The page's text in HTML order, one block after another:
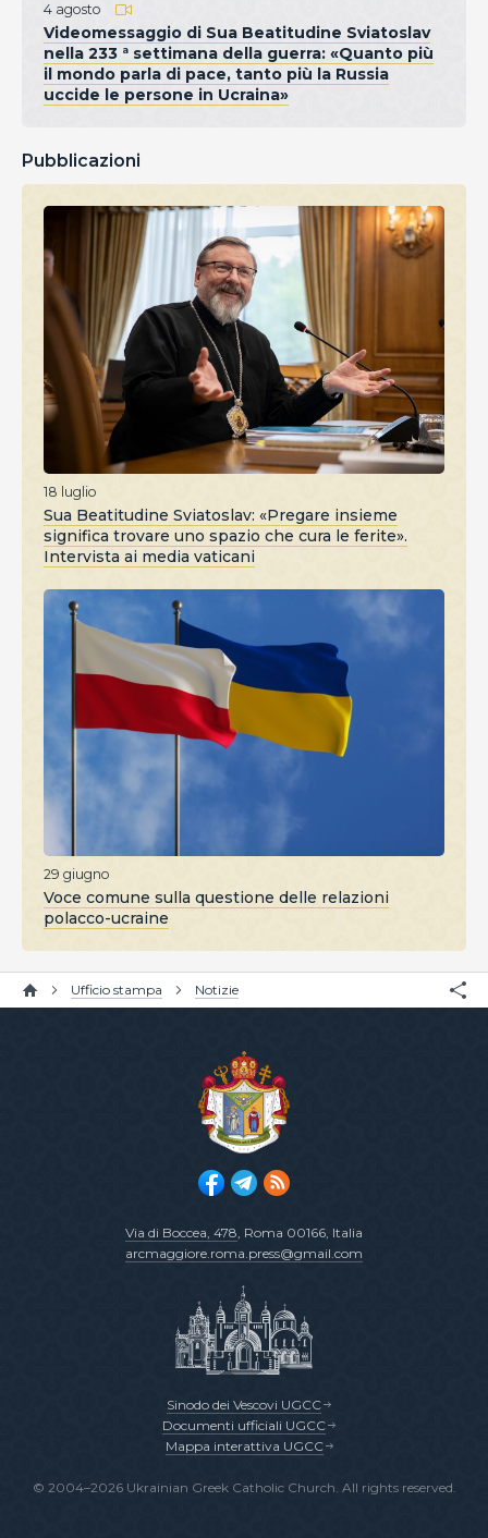
4 agosto
Videomessaggio di Sua Beatitudine Sviatoslav
nella 233 ª settimana della guerra: «Quanto più
il mondo parla di pace, tanto più la Russia
uccide le persone in Ucraina»
Pubblicazioni
18 luglio
Sua Beatitudine Sviatoslav: «Pregare insieme
significa trovare uno spazio che cura le ferite».
Intervista ai media vaticani
29 giugno
Voce comune sulla questione delle relazioni
polacco-ucraine
Ufficio stampa Notizie
Via di Boccea, 478, Roma 00166, Italia
arcmaggiore.roma.press@gmail.com
Sinodo dei Vescovi UGCC
Documenti ufficiali UGCC
Mappa interattiva UGCC
© 2004–2026 Ukrainian Greek Catholic Church. All rights reserved.